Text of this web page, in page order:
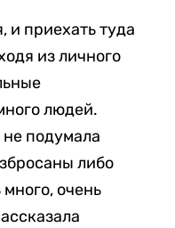
и приехать туда
из личного
людей.
подумала
либо
очень